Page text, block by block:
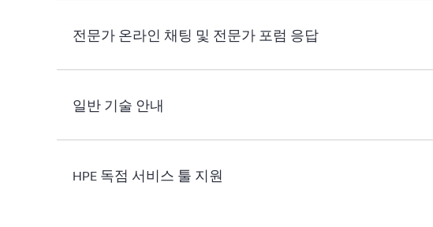
전문가 온라인 채팅 및 전문가 포럼 응답
일반 기술 안내
HPE 독점 서비스 툴 지원